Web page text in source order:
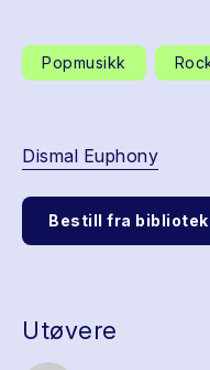
Popmusikk
Dismal Euphony
Bestill fra
Utøvere